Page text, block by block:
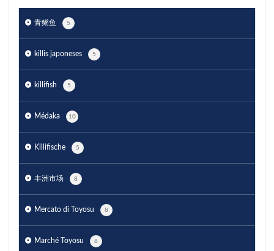
青鳉鱼 5
killis japoneses 5
killifish 5
Médaka 10
Killifische 5
丰洲市场 8
Mercato di Toyosu 8
Marché Toyosu 8